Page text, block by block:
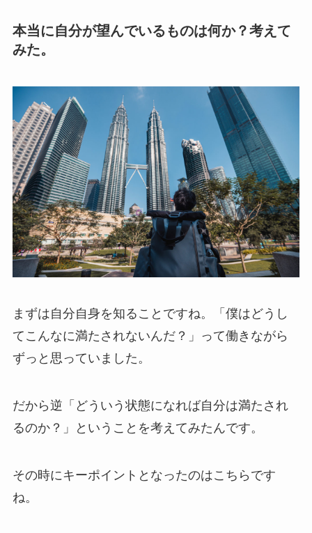
本当に自分が望んでいるものは何か？考えて
みた。
まずは自分自身を知ることですね。「僕はどうし
てこんなに満たされないんだ？」って働きながら
ずっと思っていました。
だから逆「どういう状態になれば自分は満たされ
るのか？」ということを考えてみたんです。
その時にキーポイントとなったのはこちらです
ね。